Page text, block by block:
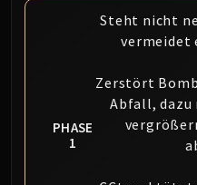
Will of
Blade
Wind
PHASE
1
Steht nicht
vermeidet
Zerstört
Abfall, dazu